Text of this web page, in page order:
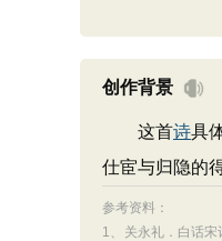
创作背景
这首诗具
仕宦与归隐的
参考资料：
1、
关永礼．白话